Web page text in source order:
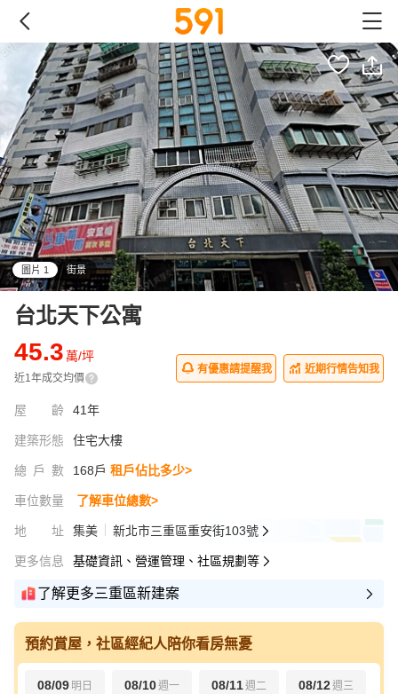
圖片 1 街景
台北天下公寓
45.3萬/坪
近1年成交均價
有優惠請提醒我 近期行情告知我
屋齡 41年
建築形態 住宅大樓
總戶數 168戶 租戶佔比多少>
車位數量 了解車位總數>
地址 集美 新北市三重區重安街103號
更多信息 基礎資訊、營運管理、社區規劃等
了解更多三重區新建案
預約賞屋，社區經紀人陪你看房無憂
08/09 明日 08/10週一 08/11週二 08/12週三